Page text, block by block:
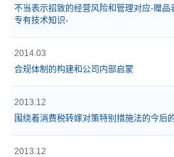
不当表示招致的经营风险和管理对应-赠
专有技术知识-
2014.03
合规体制的构建和公司内部启蒙
2013.12
围绕着消费税转嫁对策特别措施法的今后
2013.12